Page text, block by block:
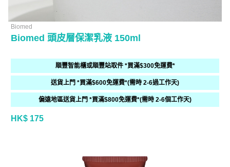
Biomed
Biomed 頭皮層保潔乳液 150ml
順豐智能櫃或順豐站取件 *買滿$300免運費*
送貨上門 *買滿$600免運費*(需時 2-6過工作天)
偏遠地區送貨上門 *買滿$800免運費*(需時 2-6個工作天)
HK$ 175